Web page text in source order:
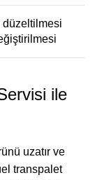
düzeltilmesi
ile
uzatır ve
transpalet